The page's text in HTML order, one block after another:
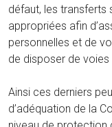
défaut, les transferts
appropriées afin
personnelles et de
de disposer de
Ainsi ces derniers
d’adéquation de la